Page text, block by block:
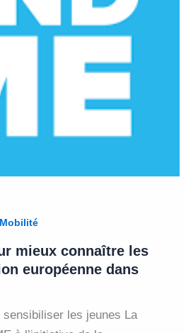
Mobilité
mieux connaître les
européenne dans
sensibiliser les jeunes La